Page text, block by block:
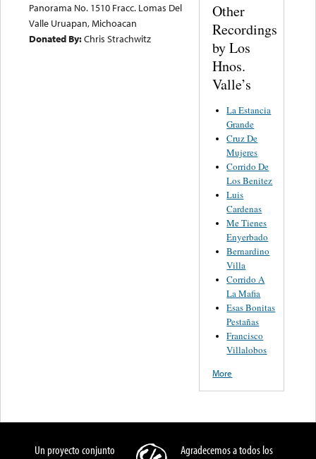
Panorama No. 1510 Fracc. Lomas Del
Valle Uruapan, Michoacan
Donated By:Chris Strachwitz
Other
Recordings
by Los
Hnos.
Valle’s
La Estancia
Grande
Cruz De
Mujeres
Corrido De
Los Benitez
Luis
Cardenas
Me Tienes
Enyerbado
Bernardino
Villa
Corrido A
La Mafia
Esas Bonitas
Pestañas
Francisco
Villalobos
More
Un proyecto conjunto
Agradecemos a todos los